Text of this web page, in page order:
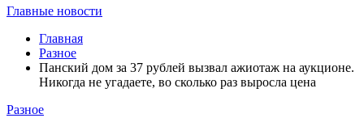
Главные новости
Главная
Разное
Панский дом за 37 рублей вызвал ажиотаж на аукционе.
Никогда не угадаете, во сколько раз выросла цена
Разное